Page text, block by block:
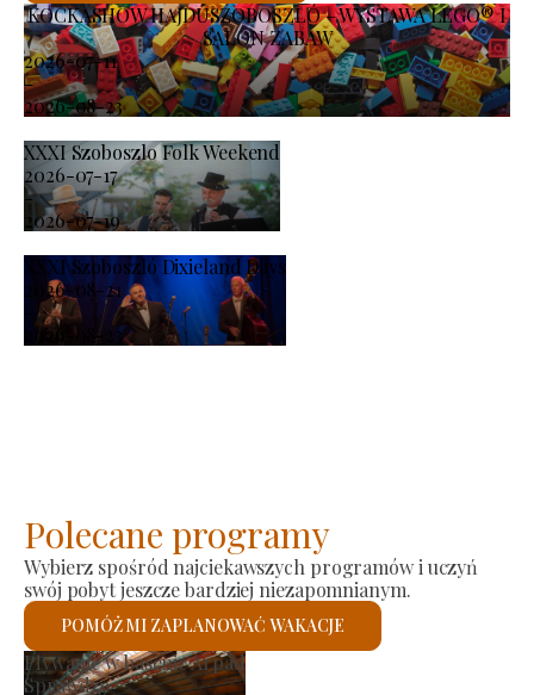
KOCKASHOW HAJDÚSZOBOSZLÓ – WYSTAWA LEGO® I
SALON ZABAW
2026-07-11
-
2026-08-23
XXXI Szoboszlo Folk Weekend
2026-07-17
-
2026-07-19
XXXI Szoboszló Dixieland Days
2026-08-21
-
2026-08-23
Polecane programy
Wybierz spośród najciekawszych programów i uczyń
swój pobyt jeszcze bardziej niezapomnianym.
POMÓŻ MI ZAPLANOWAĆ WAKACJE